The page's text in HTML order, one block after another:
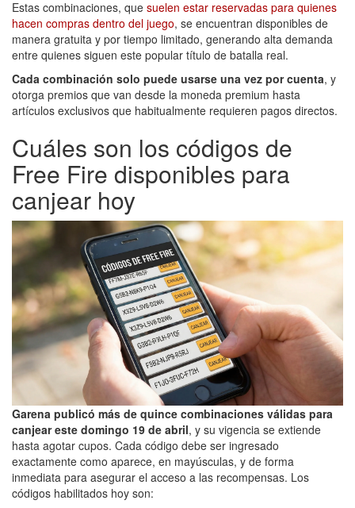
Estas combinaciones, que suelen estar reservadas para quienes
hacen compras dentro del juego, se encuentran disponibles de
manera gratuita y por tiempo limitado, generando alta demanda
entre quienes siguen este popular título de batalla real.
Cada combinación solo puede usarse una vez por cuenta, y
otorga premios que van desde la moneda premium hasta
artículos exclusivos que habitualmente requieren pagos directos.
Cuáles son los códigos de
Free Fire disponibles para
canjear hoy
Garena publicó más de quince combinaciones válidas para
canjear este domingo 19 de abril, y su vigencia se extiende
hasta agotar cupos. Cada código debe ser ingresado
exactamente como aparece, en mayúsculas, y de forma
inmediata para asegurar el acceso a las recompensas. Los
códigos habilitados hoy son: